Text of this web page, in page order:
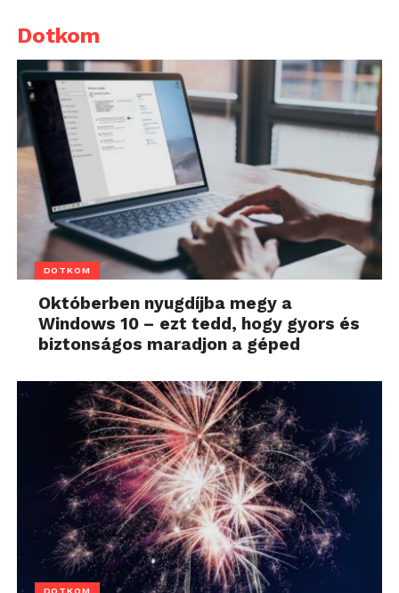
Dotkom
DOTKOM
Októberben nyugdíjba megy a
Windows 10 – ezt tedd, hogy gyors és
biztonságos maradjon a géped
DOTKOM